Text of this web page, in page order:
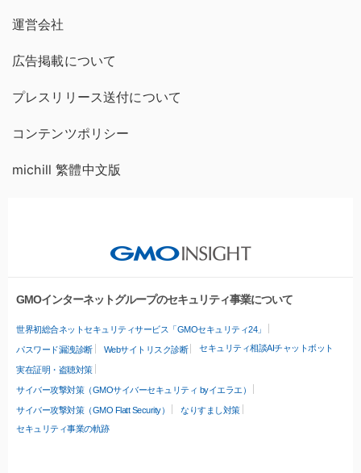
運営会社
広告掲載について
プレスリリース送付について
コンテンツポリシー
michill 繁體中文版
GMOインターネットグループのセキュリティ事業について
世界初総合ネットセキュリティサービス「GMOセキュリティ24」
パスワード漏洩診断 Webサイトリスク診断 セキュリティ相談AIチャットボット
実在証明・盗聴対策
サイバー攻撃対策（GMOサイバーセキュリティ byイエラエ）
サイバー攻撃対策（GMO Flatt Security）
なりすまし対策
セキュリティ事業の軌跡